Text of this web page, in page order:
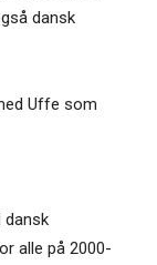
dansk
Uffe som
dansk
alle på 2000-